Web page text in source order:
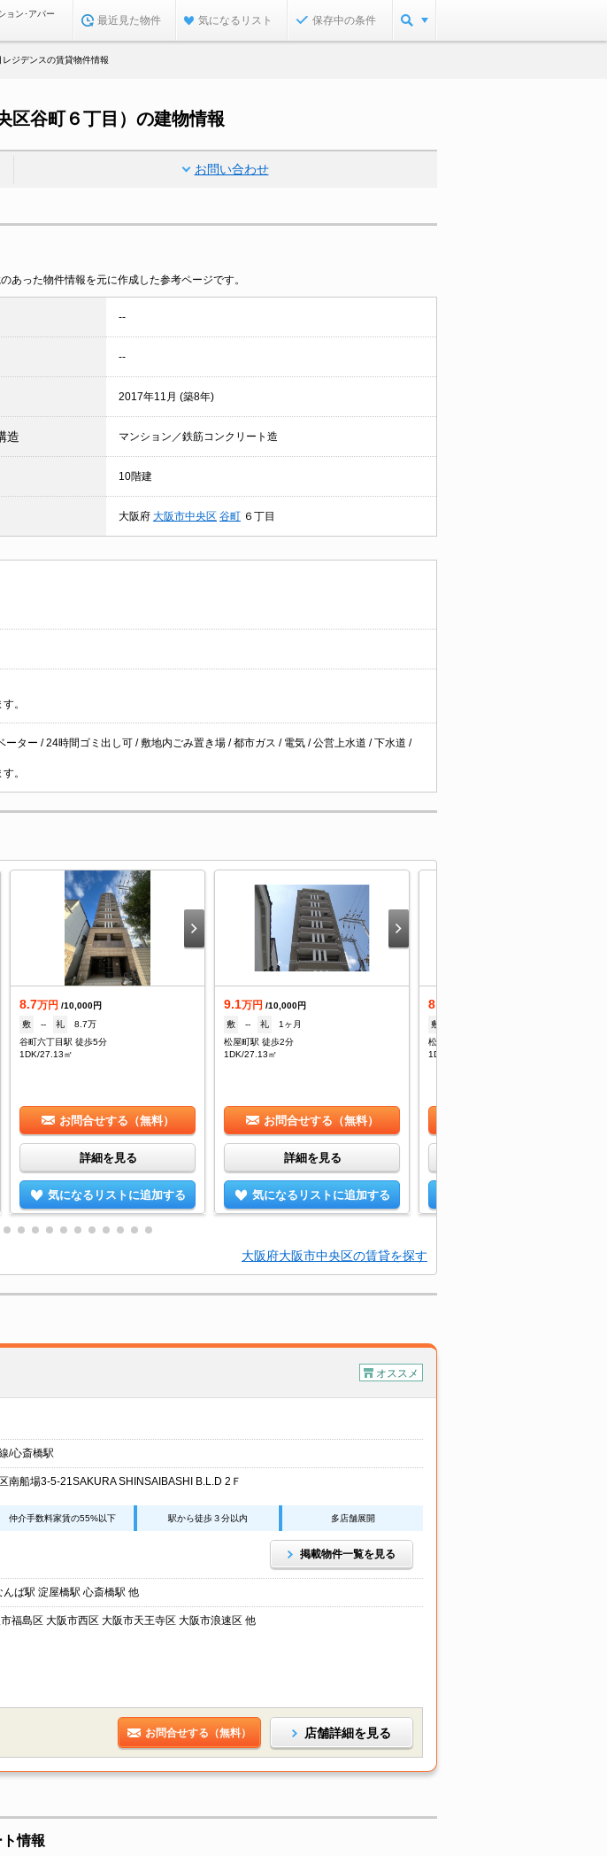
ョン･アパー
最近見た物件 気になるリスト 保存中の条件
ジデンスの賃貸物件情報
区谷町６丁目）の建物情報
お問い合わせ
あった物件情報を元に作成した参考ページです。
--
--
2017年11月 (築8年)
造 マンション／鉄筋コンクリート造
10階建
大阪府 大阪市中央区 谷町 ６丁目
。
ター / 24時間ゴミ出し可 / 敷地内ごみ置き場 / 都市ガス / 電気 / 公営上水道 / 下水道 /
。
8.7万円 /10,000円
敷
-- 礼
8.7万
谷町六丁目駅 徒歩5分
1DK/27.13㎡
お問合せする（無料）
詳細を見る
気になるリストに追加する
9.1万円 /10,000円
敷
-- 礼
1ヶ月
松屋町駅 徒歩2分
1DK/27.13㎡
お問合せする（無料）
詳細を見る
気になるリストに追加する
8.7
敷
松屋町駅 徒歩2分
1DK/27.13㎡
大阪府大阪市中央区の賃貸を探す
オススメ
/心斎橋駅
南船場3-5-21SAKURA SHINSAIBASHI B.L.D 2Ｆ
仲介手数料家賃の55%以下 駅から徒歩３分以内 多店舗展開
掲載物件一覧を見る
んば駅 淀屋橋駅 心斎橋駅 他
福島区 大阪市西区 大阪市天王寺区 大阪市浪速区 他
お問合せする（無料） 店舗詳細を見る
情報